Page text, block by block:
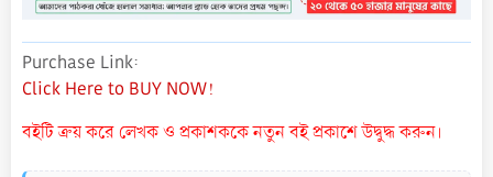
Purchase Link
Click Here to BUY NOW!
বইটি ক্রয় করে লেখক ও প্রকাশককে নতুন বই প্রকাশে উদ্বুদ্ধ করুন।